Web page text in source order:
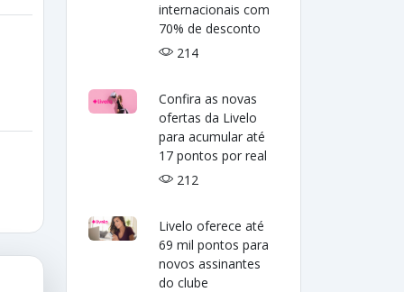
internacionais com
70% de desconto
214
Confira as novas
ofertas da Livelo
para acumular até
17 pontos por real
212
Livelo oferece até
69 mil pontos para
novos assinantes
do clube